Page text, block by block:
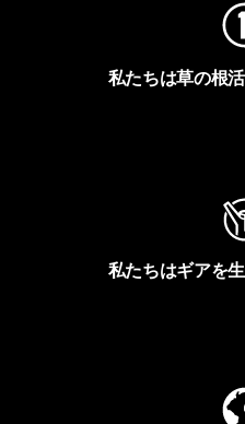
私たちは草の根
私たちはギアを